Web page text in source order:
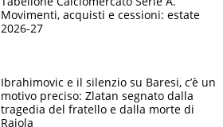
Movimenti, acquisti e cessioni: estate
2026-27
Ibrahimovic e il silenzio su Baresi, c’è un
motivo preciso: Zlatan segnato dalla
tragedia del fratello e dalla morte di
Raiola